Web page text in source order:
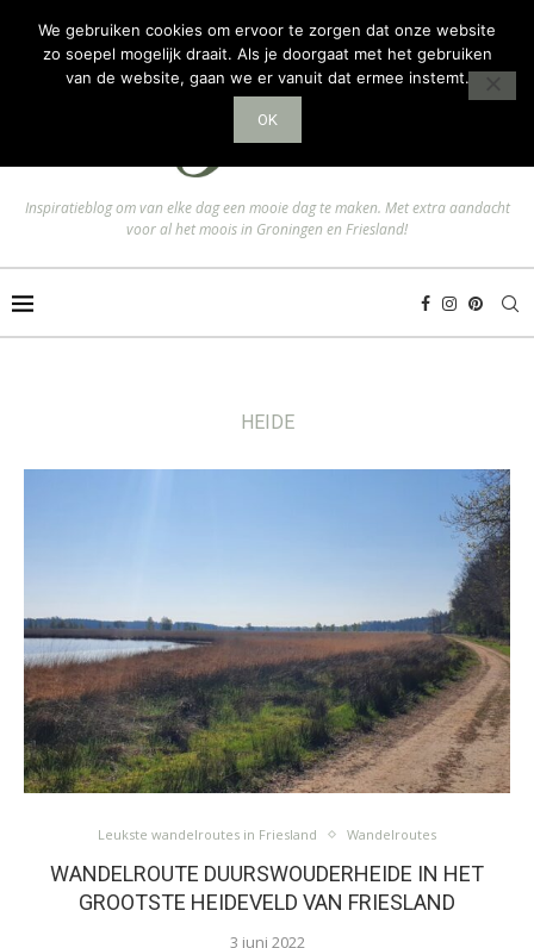
Inspiratieblog om van elke dag een mooie dag te maken. Met extra aandacht
voor al het moois in Groningen en Friesland!
HEIDE
Leukste wandelroutes in Friesland Wandelroutes
WANDELROUTE DUURSWOUDERHEIDE IN HET
GROOTSTE HEIDEVELD VAN FRIESLAND
3 juni 2022
We gebruiken cookies om ervoor te zorgen dat onze website
zo soepel mogelijk draait. Als je doorgaat met het gebruiken
van de website, gaan we er vanuit dat ermee instemt.
OK